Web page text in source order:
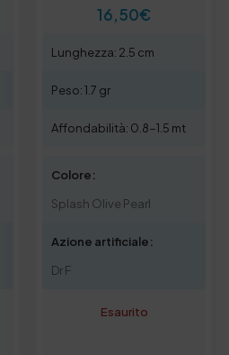
16,50€
Lunghezza: 2.5 cm
Peso: 1.7 gr
Affondabilità: 0.8-1.5 mt
Colore:
Splash Olive Pearl
Azione artificiale:
Dr F
Esaurito